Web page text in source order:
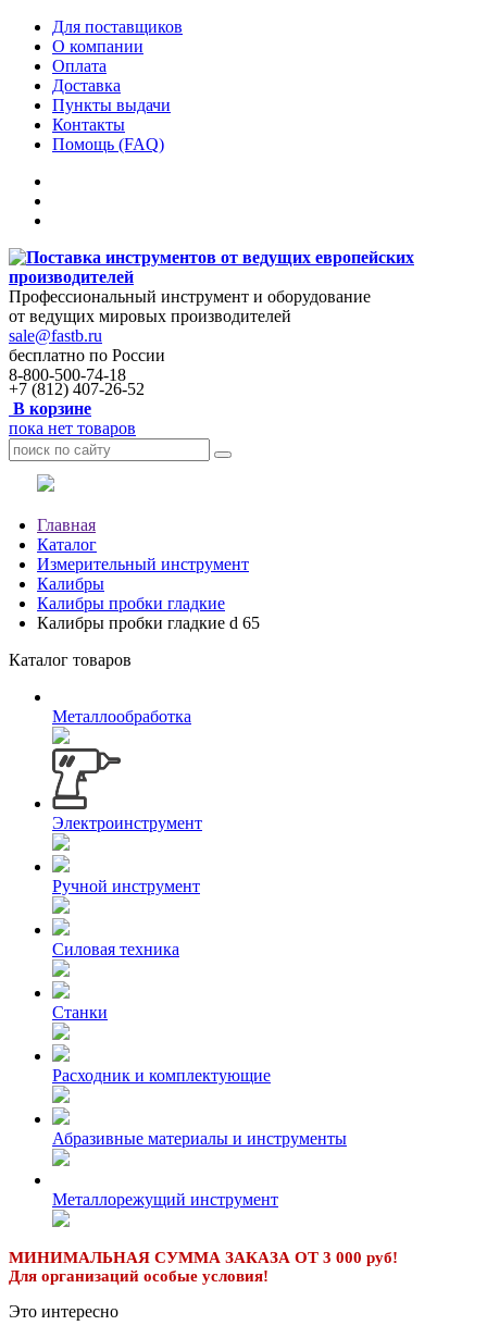
Для поставщиков
О компании
Оплата
Доставка
Пункты выдачи
Контакты
Помощь (FAQ)
Профессиональный инструмент и оборудование
от ведущих мировых производителей
sale@fastb.ru
бесплатно по России
8-800-500-74-18
+7 (812) 407-26-52
В корзине
пока нет товаров
Главная
Каталог
Измерительный инструмент
Калибры
Калибры пробки гладкие
Калибры пробки гладкие d 65
Каталог товаров
Металлообработка
Электроинструмент
Ручной инструмент
Силовая техника
Станки
Расходник и комплектующие
Абразивные материалы и инструменты
Металлорежущий инструмент
МИНИМАЛЬНАЯ СУММА ЗАКАЗА ОТ 3 000 руб!
Для организаций особые условия!
Это интересно